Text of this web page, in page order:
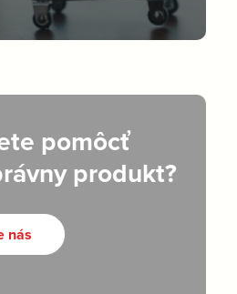
pomôcť
produkt?
nás